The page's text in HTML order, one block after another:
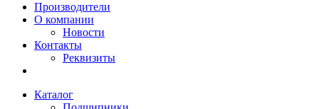
Производители
О компании
Новости
Контакты
Реквизиты
Каталог